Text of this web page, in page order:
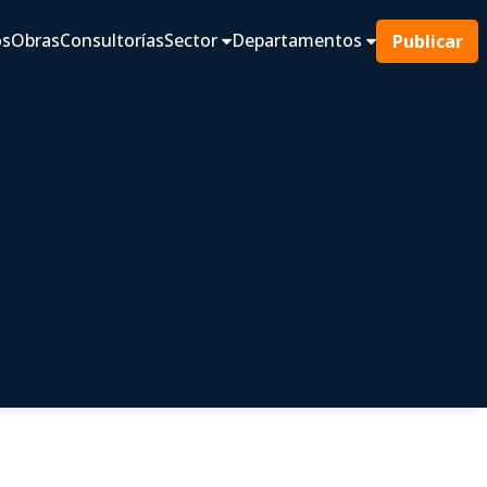
ObrasConsultoríasSector Departamentos Publicar